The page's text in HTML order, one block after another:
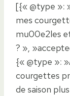
[{« @type »:
mes
mu00e2les
? »,
{« @type »:
courgettes
de saison